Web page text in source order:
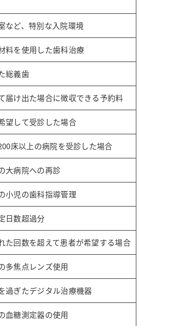
など、特別な入院環境
料を使用した歯科治療
総義歯
届け出た場合に徴収できる予約料
望して受診した場合
床以上の病院を受診した場合
大病院への再診
小児の歯科指導管理
日数超過分
た回数を超えて患者が希望する場合
多焦点レンズ使用
過ぎたデジタル治療機器
血糖測定器の使用